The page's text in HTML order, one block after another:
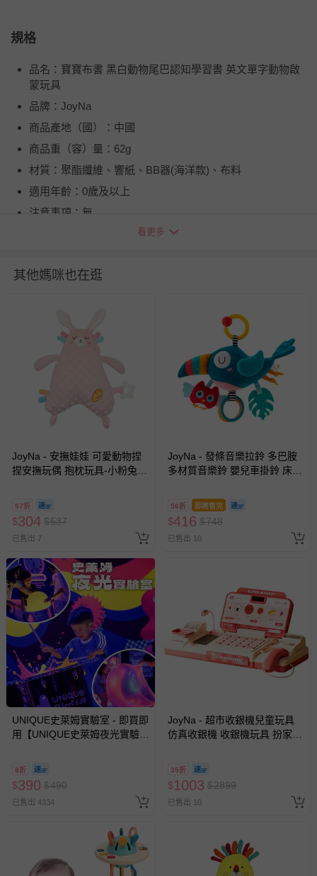
規格
品名：寶寶布書 黑白動物尾巴認知學習書 英文單字動物啟
蒙玩具
品牌：JoyNa
商品產地（國）：中國
商品重（容）量：62g
材質：聚酯纖維、響紙、BB器(海洋款)、布料
適用年齡：0歲及以上
注意事項：無
BSMI商品檢驗標識字號：M3B497 1704001
您所購買的商品享有7天的鑑賞期／猶豫期權益，但此期間
如需退換貨，請於收到商品7天（含例假日內提出），如為
瑕疵退換貨所產生的運費，將由媽咪愛負責處理，若非瑕疵
退貨，您可至『查詢訂單』>『已出貨』中查詢該筆訂單，
並點選『我要退貨』即可進行申請。若有相關退貨問題，請
至媽咪愛LINE@客服ID: @mamilove我們將依序為您處理
與服務，謝謝。
針對滿件折/滿額贈…等活動，如因部份退貨，而該訂單保
留商品未達活動門檻，將以原價計算，活動贈品亦需一併退
部分商品依據消費者保護法的規定，不適用七天鑑賞期/猶
豫期範圍：
易於腐敗、保存期限較短或解約時即將逾期（例如生鮮
商品、食品等）。
客製化商品（例如客製生日書、姓名貼等）。
報紙、期刊或雜誌（惟書籍如經拆封、使用，則酌收整
新費用）。
經消費者拆封之影音商品或電腦軟體（例如 DVD、CD
等）。
非以有形媒介提供之數位內容或一經提供即為完成之線
上服務，經消費者事先同意始提供（例如線上課程、遊
戲或活動點數等）。
已拆封之以下類型商品：
-新生兒親膚衣物（嬰幼兒包巾與背巾、包屁衣、學習
褲、紗布衣等）。
帶束縛衣、餐搖椅等）。
-其他原廠盒裝商品封口處已貼上「不可拆封」，或具警
示字句等說明貼紙、封條者。
看更多
其他媽咪也在逛
JoyNa - 安撫娃娃 可愛動物捏
捏安撫玩偶 抱枕玩具-小粉兔
57折
$304 $537
已售出 7
JoyNa - 發條音樂拉鈴 多巴胺
多材質音樂鈴 嬰兒車掛鈴 床邊
56折 即將售完
$416 $748
已售出 10
UNIQUE史萊姆實驗室 - 即買即
用【UNIQUE史萊姆夜光實驗室
8/30 (電子票券，於展期現場憑
訂單編號兌換，逾期作廢) (大
人小孩均一價(3歲以上需購票))
8折
$390 $490
已售出 4334
JoyNa - 超市收銀機兒童玩具
仿真收銀機 收銀機玩具 扮家家
35折
$1003 $2899
已售出 10